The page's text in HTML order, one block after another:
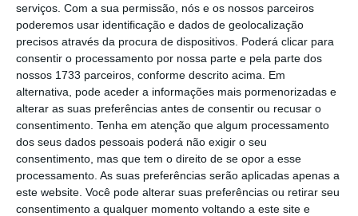
serviços. Com a sua permissão, nós e os nossos parceiros
poderemos usar identificação e dados de geolocalização
precisos através da procura de dispositivos. Poderá clicar para
consentir o processamento por nossa parte e pela parte dos
nossos 1733 parceiros, conforme descrito acima. Em
alternativa, pode aceder a informações mais pormenorizadas e
alterar as suas preferências antes de consentir ou recusar o
consentimento. Tenha em atenção que algum processamento
dos seus dados pessoais poderá não exigir o seu
consentimento, mas que tem o direito de se opor a esse
processamento. As suas preferências serão aplicadas apenas a
este website. Você pode alterar suas preferências ou retirar seu
consentimento a qualquer momento voltando a este site e
Sócrates ainda tentou que o seu
interrogatório agendado para esta quinta-
feira, fosse adiado. Mas a juíza recusou. Fonte
judicial confirmou à Lusa que “a diligência
(interrogatório) continua marcada” para
quinta-feira, pelas 10:00, no Tribunal Central
Criminal de Lisboa, revelando que “foi
indeferido o requerimento” apresentado pela
defesa do antigo governante.